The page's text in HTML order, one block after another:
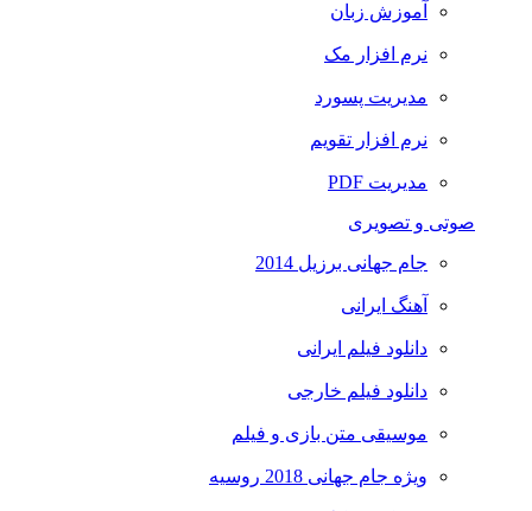
آموزش زبان
نرم افزار مک
مدیریت پسورد
نرم افزار تقویم
مدیریت PDF
صوتی و تصویری
جام جهانی برزیل 2014
آهنگ ایرانی
دانلود فیلم ایرانی
دانلود فیلم خارجی
موسیقی متن بازی و فیلم
ویژه جام جهانی 2018 روسیه